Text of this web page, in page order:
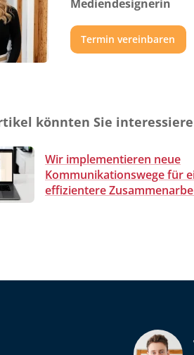
Mediendesignerin
Termin vereinbaren
könnten Sie
Wir implementieren neue
Kommunikationswege für
effizientere